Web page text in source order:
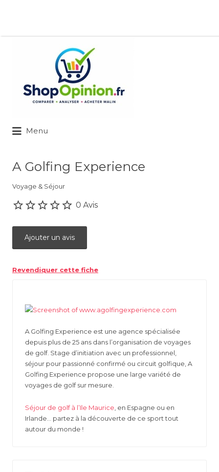
Menu
A Golfing Experience
Voyage & Séjour
0 Avis
Ajouter un avis
Revendiquer cette fiche
A Golfing Experience est une agence spécialisée
depuis plus de 25 ans dans l’organisation de voyages
de golf. Stage d’initiation avec un professionnel,
séjour pour passionné confirmé ou circuit golfique, A
Golfing Experience propose une large variété de
voyages de golf sur mesure.
Séjour de golf à l’Ile Maurice , en Espagne ou en
Irlande… partez à la découverte de ce sport tout
autour du monde !